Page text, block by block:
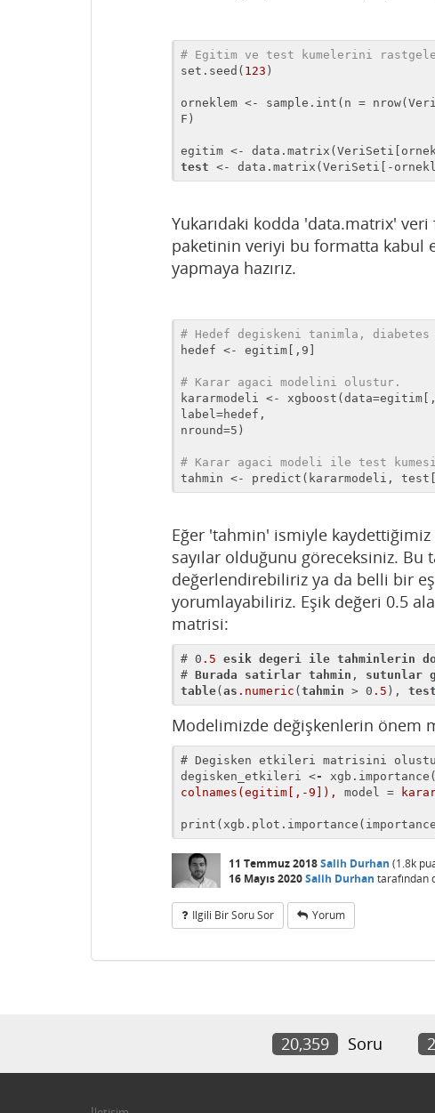
# Egitim ve test kumelerini
set.seed( 123 )
orneklem <- sample.int(n =
F)
test <- data.matrix(VeriSeti[-
Yukarıdaki kodda 'data.matrix' veri
paketinin veriyi bu formatta kabul
yapmaya hazırız.
# Hedef degiskeni tanimla, diabetes
hedef <- egitim[,9]
# Karar agaci modelini olustur.
kararmodeli <-
label=hedef,
nround=5)
# Karar agaci modeli ile test
tahmin <- predict(kararmodeli,
Eğer 'tahmin' ismiyle kaydettiğimiz
sayılar olduğunu göreceksiniz. Bu
değerlendirebiliriz ya da belli bir
yorumlayabiliriz. Eşik değeri 0.5
matrisi:
# 0 .5 esik degeri ile tahminlerin
# Burada satirlar tahmin , sutunlar
table(as .numeric (tahmin > 0 .5 ), test
Modelimizde değişkenlerin önem
# Degisken etkileri matrisini
degisken_etkileri <- xgb.importance (
colnames(egitim[,-9]),
model =
print ( xgb.plot.importance (
11 Temmuz 2018Salih Durhan (1.8k
16 Mayıs 2020Salih Durhan tarafından
Ilgili Bir Soru Sor Yorum
20,359 Soru